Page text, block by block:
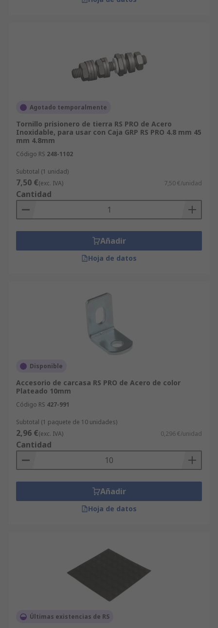
Agotado temporalmente
Tornillo prisionero de tierra RS PRO de Acero
Inoxidable, para usar con Caja GRP RS PRO 4.8 mm 45
mm 4.8mm
Código RS 248-1102
Subtotal (1 unidad)
7,50 €(exc. IVA) 7,50 €/unidad
Cantidad
Añadir
Hoja de datos
Disponible
Accesorio de carcasa RS PRO de Acero de color
Plateado 10mm
Código RS 427-991
Subtotal (1 paquete de 10 unidades)
2,96 €(exc. IVA) 0,296 €/unidad
Cantidad
Añadir
Hoja de datos
Últimas existencias de RS